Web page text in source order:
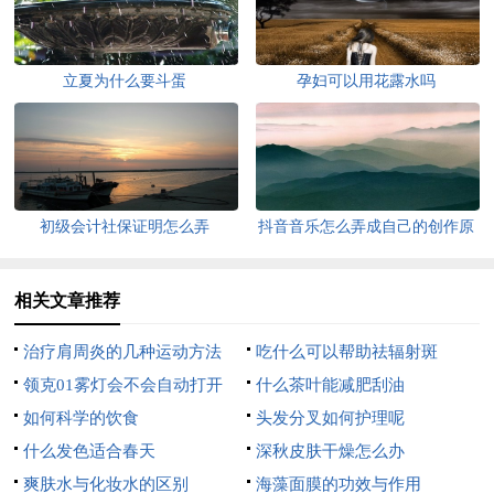
立夏为什么要斗蛋 孕妇可以用花露水吗
初级会计社保证明怎么弄
抖音音乐怎么弄成自己的创作原
相关文章推荐
治疗肩周炎的几种运动方法
吃什么可以帮助祛辐射斑
领克01雾灯会不会自动打开
什么茶叶能减肥刮油
如何科学的饮食
头发分叉如何护理呢
什么发色适合春天
深秋皮肤干燥怎么办
爽肤水与化妆水的区别
海藻面膜的功效与作用